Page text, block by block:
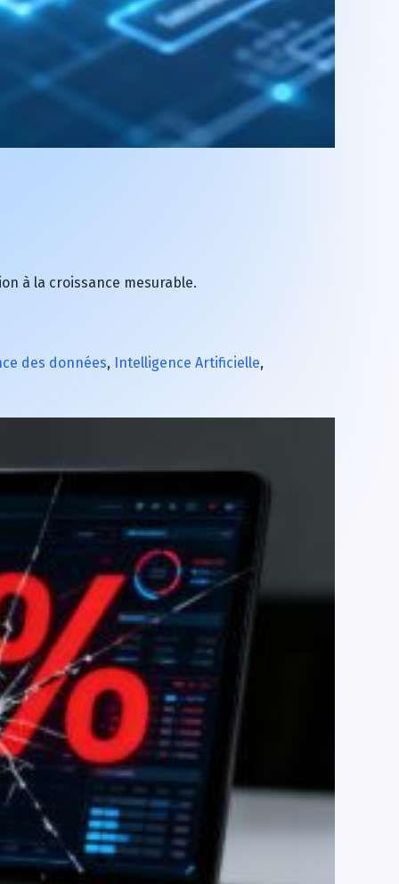
à la croissance mesurable.
des données, Intelligence Artificielle,